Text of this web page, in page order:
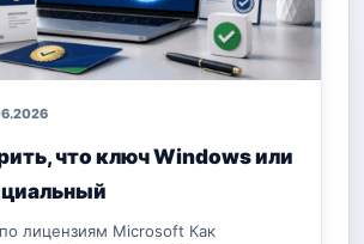
что ключ Windows или
лицензиям Microsoft Как